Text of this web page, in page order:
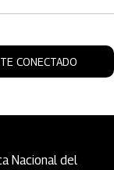
CONECTADO
Nacional del